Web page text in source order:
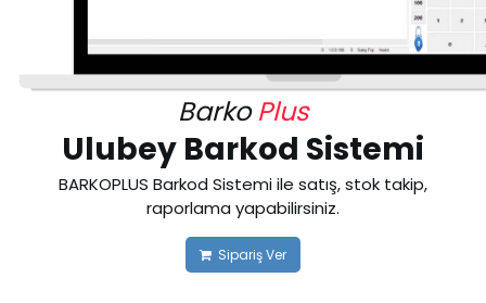
BarkoPlus
Ulubey Barkod Sistemi
BARKOPLUS Barkod Sistemi ile satış, stok takip,
raporlama yapabilirsiniz.
Sipariş Ver